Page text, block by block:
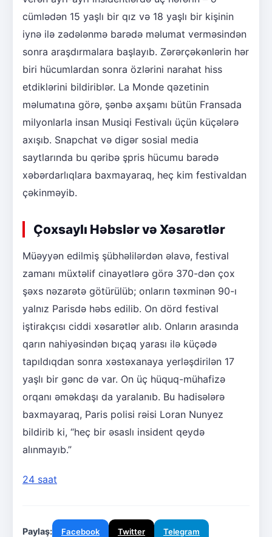
cümlədən 15 yaşlı bir qız və 18 yaşlı bir kişinin
iynə ilə zədələnmə barədə məlumat verməsindən
sonra araşdırmalara başlayıb. Zərərçəkənlərin hər
biri hücumlardan sonra özlərini narahat hiss
etdiklərini bildiriblər. La Monde qəzetinin
məlumatına görə, şənbə axşamı bütün Fransada
milyonlarla insan Musiqi Festivalı üçün küçələrə
axışıb. Snapchat və digər sosial media
saytlarında bu qəribə şpris hücumu barədə
xəbərdarlıqlara baxmayaraq, heç kim festivaldan
çəkinməyib.
Çoxsaylı Həbslər və Xəsarətlər
Müəyyən edilmiş şübhəlilərdən əlavə, festival
zamanı müxtəlif cinayətlərə görə 370-dən çox
şəxs nəzarətə götürülüb; onların təxminən 90-ı
yalnız Parisdə həbs edilib. On dörd festival
iştirakçısı ciddi xəsarətlər alıb. Onların arasında
qarın nahiyəsindən bıçaq yarası ilə küçədə
tapıldıqdan sonra xəstəxanaya yerləşdirilən 17
yaşlı bir gənc də var. On üç hüquq-mühafizə
orqanı əməkdaşı da yaralanıb. Bu hadisələrə
baxmayaraq, Paris polisi rəisi Loran Nunyez
bildirib ki, “heç bir əsaslı insident qeydə
alınmayıb.”
24 saat
Paylaş: Facebook Twitter Telegram